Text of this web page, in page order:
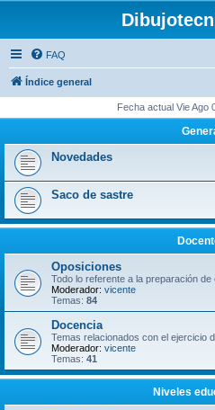
FAQ
Índice general
Fecha actual Vie Ago
Novedades
Saco de sastre
Oposiciones
Todo lo referente a la preparación de
Moderador: vicente
Temas: 84
Docencia
Temas relacionados con el ejercicio
Moderador: vicente
Temas: 41
Niveles